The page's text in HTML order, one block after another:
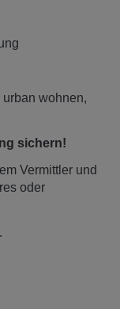
wohnen,
sichern!
Vermittler und
oder